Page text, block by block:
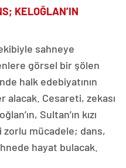
KELOĞLAN’IN
sahneye
görsel bir şölen
halk edebiyatının
Cesareti, zekası
Sultan’ın kızı
zorlu mücadele; dans,
hayat bulacak.